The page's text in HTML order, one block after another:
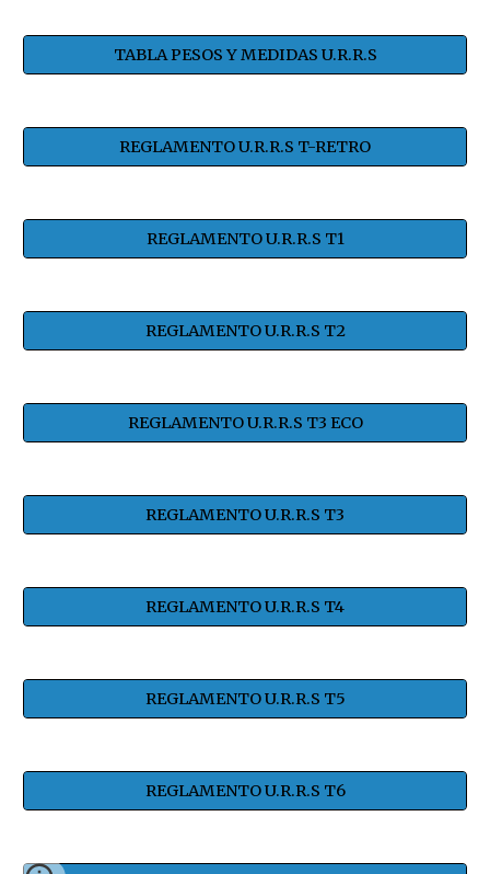
TABLA PESOS Y MEDIDAS U.R.R.S
REGLAMENTO U.R.R.S T-RETRO
REGLAMENTO U.R.R.S T1
REGLAMENTO U.R.R.S T2
REGLAMENTO U.R.R.S T3 ECO
REGLAMENTO U.R.R.S T3
REGLAMENTO U.R.R.S T4
REGLAMENTO U.R.R.S T5
REGLAMENTO U.R.R.S T6